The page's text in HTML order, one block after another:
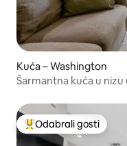
Kuća – Washington
Šarmantna kuća u
Među najviše
Odabrali gosti